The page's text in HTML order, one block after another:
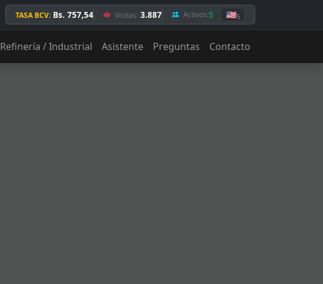
TASA BCV: Bs. 757,54 Visitas: 3.887 Activos:5 🇺🇸5
Refinería / Industrial Asistente Preguntas Contacto